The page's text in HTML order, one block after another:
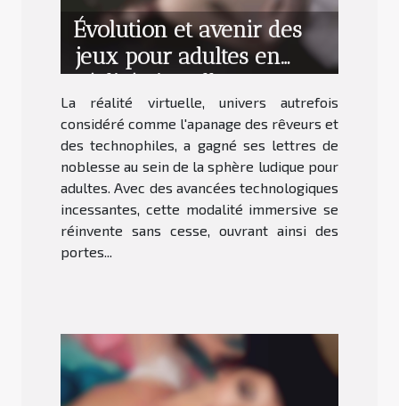
Évolution et avenir des
jeux pour adultes en
réalité virtuelle
La réalité virtuelle, univers autrefois
considéré comme l'apanage des rêveurs et
des technophiles, a gagné ses lettres de
noblesse au sein de la sphère ludique pour
adultes. Avec des avancées technologiques
incessantes, cette modalité immersive se
réinvente sans cesse, ouvrant ainsi des
portes...